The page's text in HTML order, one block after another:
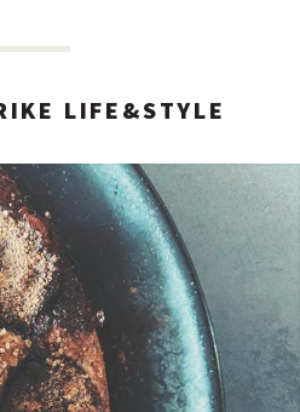
LIFE&STYLE